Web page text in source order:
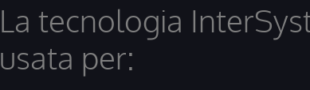
La tecnologia
usata per: